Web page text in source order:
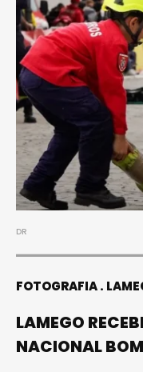
DR
FOTOGRAFIA
LAMEGO
NACIONAL